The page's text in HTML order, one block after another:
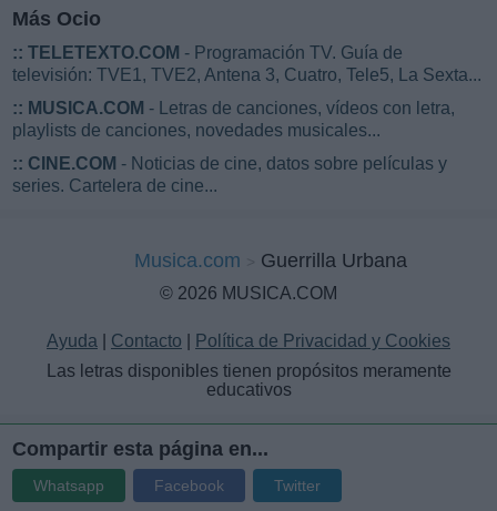
Más Ocio
:: TELETEXTO.COM - Programación TV. Guía de
televisión: TVE1, TVE2, Antena 3, Cuatro, Tele5, La Sexta...
:: MUSICA.COM - Letras de canciones, vídeos con letra,
playlists de canciones, novedades musicales...
:: CINE.COM - Noticias de cine, datos sobre películas y
series. Cartelera de cine...
Musica.com Guerrilla Urbana
© 2026 MUSICA.COM
Ayuda Contacto
Política de Privacidad y Cookies
Las letras disponibles tienen propósitos meramente
educativos
Compartir esta página en...
Whatsapp Facebook Twitter